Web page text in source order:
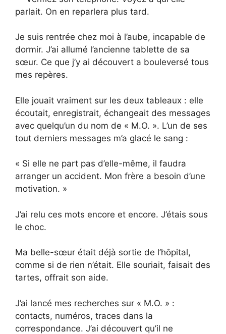
parlait. On en reparlera plus tard.
Je suis rentrée chez moi à l’aube, incapable de
dormir. J’ai allumé l’ancienne tablette de sa
sœur. Ce que j’y ai découvert a bouleversé tous
mes repères.
Elle jouait vraiment sur les deux tableaux : elle
écoutait, enregistrait, échangeait des messages
avec quelqu’un du nom de « M.O. ». L’un de ses
tout derniers messages m’a glacé le sang :
« Si elle ne part pas d’elle-même, il faudra
arranger un accident. Mon frère a besoin d’une
motivation. »
J’ai relu ces mots encore et encore. J’étais sous
le choc.
Ma belle-sœur était déjà sortie de l’hôpital,
comme si de rien n’était. Elle souriait, faisait des
tartes, offrait son aide.
J’ai lancé mes recherches sur « M.O. » :
contacts, numéros, traces dans la
correspondance. J’ai découvert qu’il ne